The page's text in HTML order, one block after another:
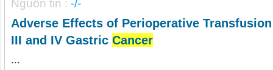
Nguồn tin : -/-
Adverse Effects of Perioperative
III and IV Gastric Cancer
...